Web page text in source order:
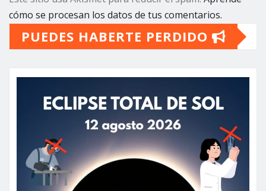
cómo se procesan los datos de tus comentarios.
PUEDES HABERTE PERDIDO